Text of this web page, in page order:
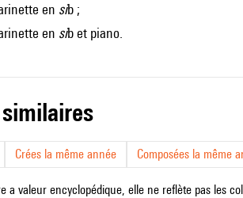
en sib ;
en sib et piano.
similaires
Crées la même année Composées la même
a valeur encyclopédique, elle ne reflète pas les